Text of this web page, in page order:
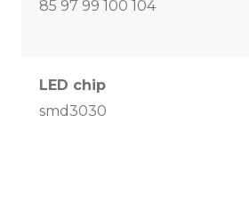
85 97 99 100 104
LED chip
smd3030